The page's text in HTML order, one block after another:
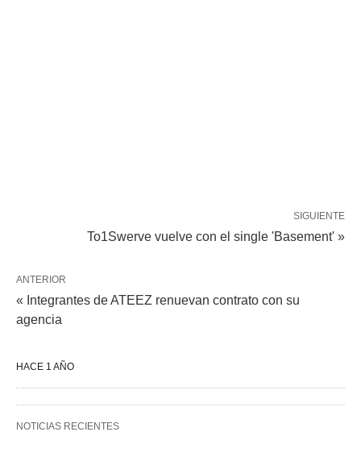
SIGUIENTE
To1Swerve vuelve con el single 'Basement' »
ANTERIOR
« Integrantes de ATEEZ renuevan contrato con su
agencia
HACE 1 AÑO
NOTICIAS RECIENTES